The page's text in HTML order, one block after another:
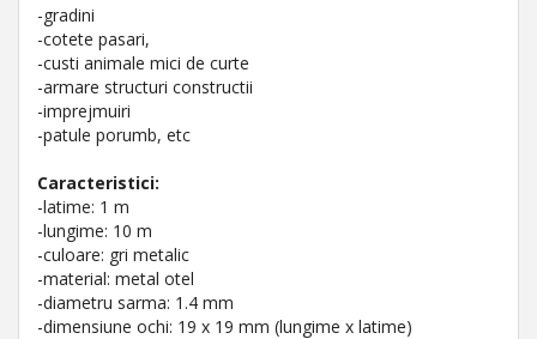
-gradini
-cotete pasari,
-custi animale mici de curte
-armare structuri constructii
-imprejmuiri
-patule porumb, etc
Caracteristici:
-latime: 1 m
-lungime: 10 m
-culoare: gri metalic
-material: metal otel
-diametru sarma: 1.4 mm
-dimensiune ochi: 19 x 19 mm (lungime x latime)